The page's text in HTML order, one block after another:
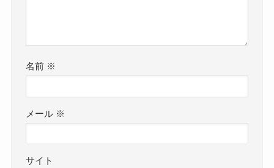
名前 ※
メール ※
サイト